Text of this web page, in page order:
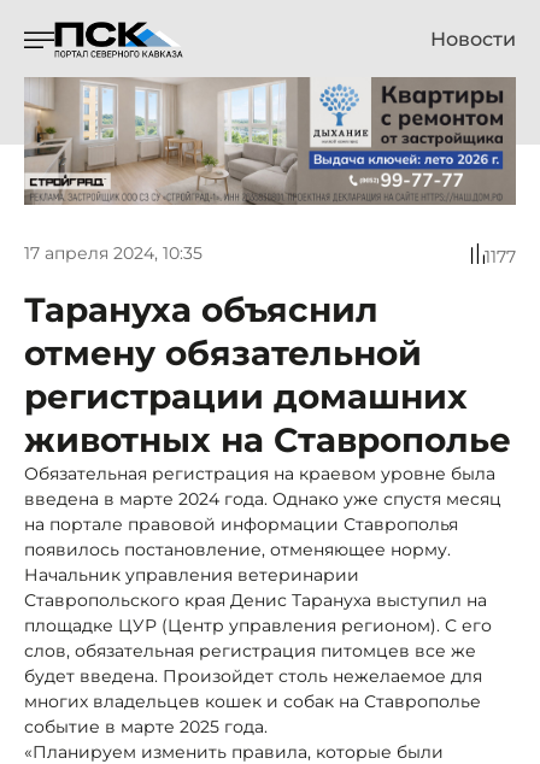
Новости
17 апреля 2024, 10:35 1177
Тарануха объяснил
отмену обязательной
регистрации домашних
животных на Ставрополье
Обязательная регистрация на краевом уровне была
введена в марте 2024 года. Однако уже спустя месяц
на портале правовой информации Ставрополья
появилось постановление, отменяющее норму.
Начальник управления ветеринарии
Ставропольского края Денис Тарануха выступил на
площадке ЦУР (Центр управления регионом). С его
слов, обязательная регистрация питомцев все же
будет введена. Произойдет столь нежелаемое для
многих владельцев кошек и собак на Ставрополье
событие в марте 2025 года.
«Планируем изменить правила, которые были